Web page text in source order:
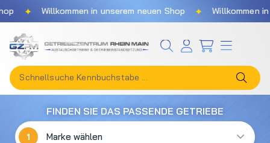
Zum Hauptinhalt springen
Willkommen in unserem neuen Shop Willkommen in
FINDEN SIE DAS PASSENDE GETRIEBE
1